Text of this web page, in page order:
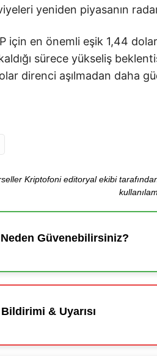
yeniden piyasanın
için en önemli eşik 1,44
sürece yükseliş
direnci aşılmadan daha
Kriptofoni editoryal ekibi
Güvenebilirsiniz?
& Uyarısı